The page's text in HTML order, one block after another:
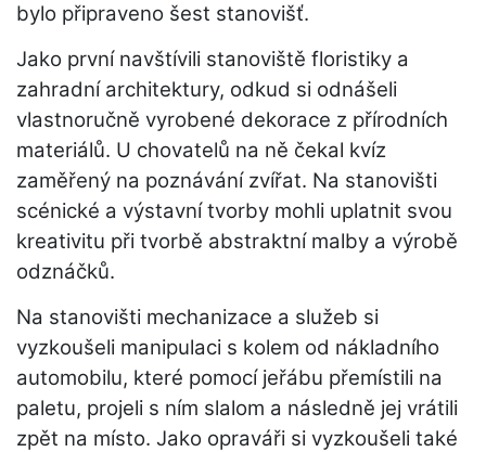
bylo připraveno šest stanovišť.
Jako první navštívili stanoviště floristiky a
zahradní architektury, odkud si odnášeli
vlastnoručně vyrobené dekorace z přírodních
materiálů. U chovatelů na ně čekal kvíz
zaměřený na poznávání zvířat. Na stanovišti
scénické a výstavní tvorby mohli uplatnit svou
kreativitu při tvorbě abstraktní malby a výrobě
odznáčků.
Na stanovišti mechanizace a služeb si
vyzkoušeli manipulaci s kolem od nákladního
automobilu, které pomocí jeřábu přemístili na
paletu, projeli s ním slalom a následně jej vrátili
zpět na místo. Jako opraváři si vyzkoušeli také